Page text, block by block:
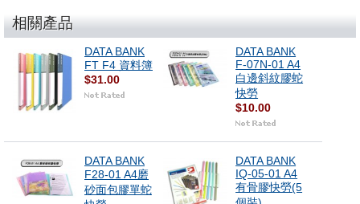
相關產品
DATA BANK
FT F4 資料簿
$31.00
DATA BANK
F-07N-01 A4
白邊斜紋膠蛇
快勞
$10.00
DATA BANK
F28-01 A4磨
砂面包膠單蛇
DATA BANK
IQ-05-01 A4
有骨膠快勞(5